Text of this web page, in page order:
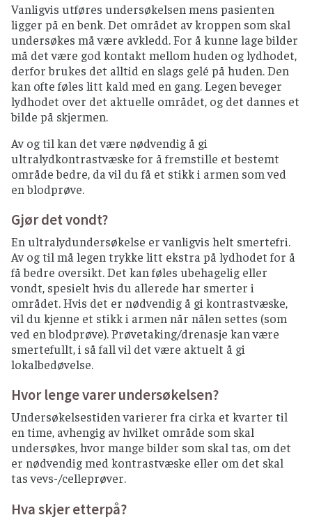
Vanligvis utføres undersøkelsen mens pasienten
ligger på en benk. Det området av kroppen som skal
undersøkes må være avkledd. For å kunne lage bilder
må det være god kontakt mellom huden og lydhodet,
derfor brukes det alltid en slags gelé på huden. Den
kan ofte føles litt kald med en gang. Legen beveger
lydhodet over det aktuelle området, og det dannes et
bilde på skjermen.
Av og til kan det være nødvendig å gi
ultralydkontrastvæske for å fremstille et bestemt
område bedre, da vil du få et stikk i armen som ved
en blodprøve.
Gjør det vondt?
En ultralydundersøkelse er vanligvis helt smertefri.
Av og til må legen trykke litt ekstra på lydhodet for å
få bedre oversikt. Det kan føles ubehagelig eller
vondt, spesielt hvis du allerede har smerter i
området. Hvis det er nødvendig å gi kontrastvæske,
vil du kjenne et stikk i armen når nålen settes (som
ved en blodprøve). Prøvetaking/drenasje kan være
smertefullt, i så fall vil det være aktuelt å gi
lokalbedøvelse.
Hvor lenge varer undersøkelsen?
Undersøkelsestiden varierer fra cirka et kvarter til
en time, avhengig av hvilket område som skal
undersøkes, hvor mange bilder som skal tas, om det
er nødvendig med kontrastvæske eller om det skal
tas vevs-/celleprøver.
Hva skjer etterpå?